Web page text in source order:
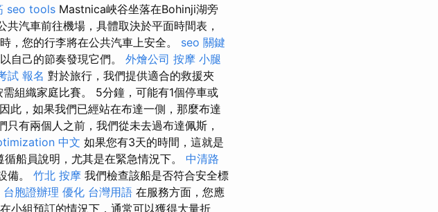
seo tools Mastnica峽谷坐落在Bohinji湖旁
汽車前往機場，具體取決於平面時間表，
，您的行李將在公共汽車上安全。 seo 關鍵
自己的節奏發現它們。 外燴公司 按摩 小腿
試 報名 對於旅行，我們提供適合的救援夾
組織家庭比賽。 5分鐘，可能有1個停車或
因此，如果我們已經站在布達一側，那麼布達
只有兩個人之前，我們從未去過布達佩斯，
中文 如果您有3天的時間，這就是
船員說明，尤其是在緊急情況下。 中清路
備。 竹北 按摩 我們檢查該船是否符合安全標
台胞證辦理 優化 台灣用語 在服務方面，您應
在小組預訂的情況下，通常可以獲得大量折